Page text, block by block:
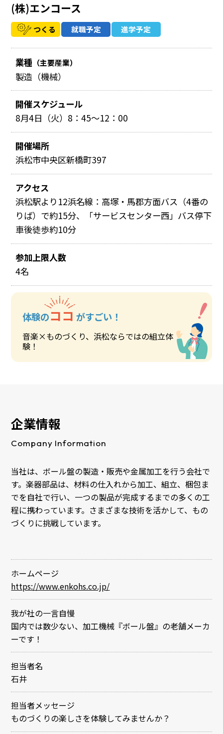
(株)エンコース
つくる 就職予定 進学予定
業種 （主要産業）
製造（機械）
開催スケジュール
8月4日（火）8：45～12：00
開催場所
浜松市中央区新橋町397
アクセス
浜松駅より12浜名線：高塚・馬郡方面バス（4番の
りば）で約15分、「サービスセンター西」バス停下
車後徒歩約10分
参加上限人数
4名
体験のココ がすごい！
音楽×ものづくり、浜松ならではの組立体
験！
企業情報
Company Information
当社は、ボール盤の製造・販売や金属加工を行う会社で
す。楽器部品は、材料の仕入れから加工、組立、梱包ま
でを自社で行い、一つの製品が完成するまでの多くの工
程に携わっています。さまざまな技術を活かして、もの
づくりに挑戦しています。
ホームページ
https://www.enkohs.co.jp/
我が社の一言自慢
国内では数少ない、加工機械『ボール盤』の老舗メーカ
ーです！
担当者名
石井
担当者メッセージ
ものづくりの楽しさを体験してみませんか？